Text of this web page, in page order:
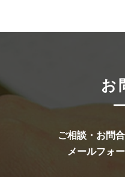
お
ご相談・お問
メールフォ